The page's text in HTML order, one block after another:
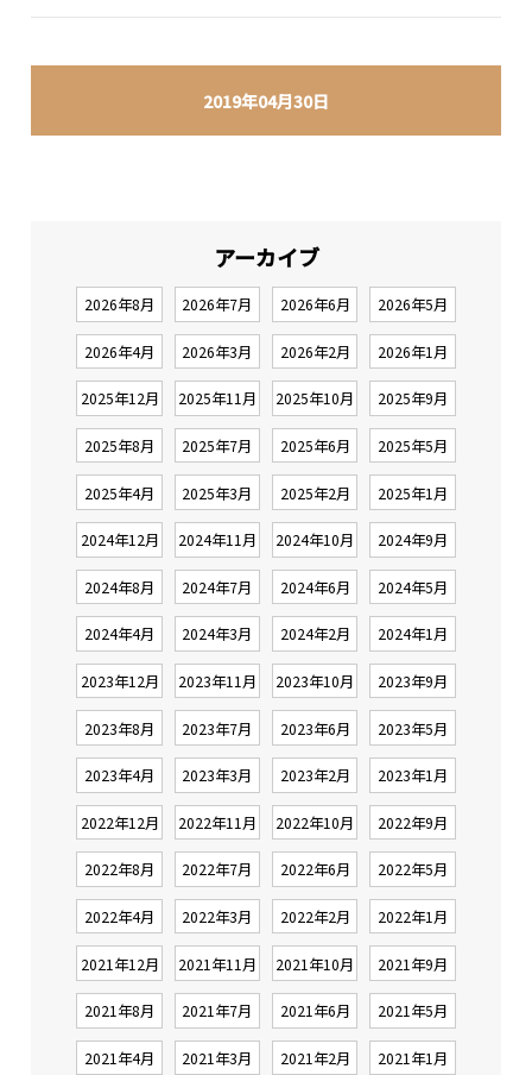
2019年04月30日
アーカイブ
2026年8月 2026年7月 2026年6月 2026年5月
2026年4月 2026年3月 2026年2月 2026年1月
2025年12月 2025年11月 2025年10月 2025年9月
2025年8月 2025年7月 2025年6月 2025年5月
2025年4月 2025年3月 2025年2月 2025年1月
2024年12月 2024年11月 2024年10月 2024年9月
2024年8月 2024年7月 2024年6月 2024年5月
2024年4月 2024年3月 2024年2月 2024年1月
2023年12月 2023年11月 2023年10月 2023年9月
2023年8月 2023年7月 2023年6月 2023年5月
2023年4月 2023年3月 2023年2月 2023年1月
2022年12月 2022年11月 2022年10月 2022年9月
2022年8月 2022年7月 2022年6月 2022年5月
2022年4月 2022年3月 2022年2月 2022年1月
2021年12月 2021年11月 2021年10月 2021年9月
2021年8月 2021年7月 2021年6月 2021年5月
2021年4月 2021年3月 2021年2月 2021年1月